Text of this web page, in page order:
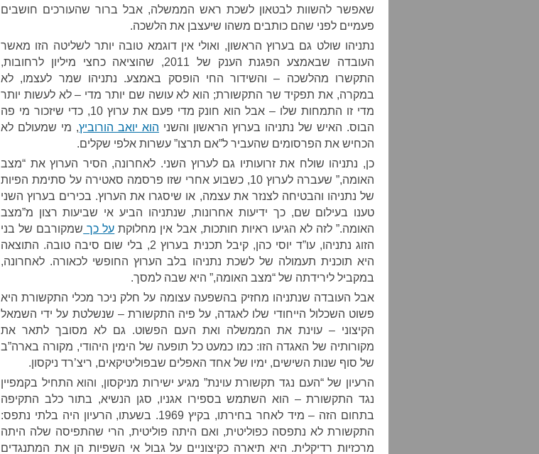
שאפשר להשוות לבטאון לשכת ראש הממשלה, אבל ברור שהעורכים חושבים
פעמיים לפני שהם כותבים משהו שיעצבן את הלשכה.
נתניהו שולט גם בערוץ הראשון, ואולי אין דוגמא טובה יותר לשליטה הזו מאשר
העובדה שבאמצע הפגנת הענק של 2011, שהוציאה כחצי מיליון לרחובות,
התקשרו מהלשכה – והשידור החי הופסק באמצע. נתניהו שמר לעצמו, לא
במקרה, את תפקיד שר התקשורת; הוא לא עושה שם יותר מדי – לא לעשות יותר
מדי זו התמחות שלו – אבל הוא חונק מדי פעם את ערוץ 10, כדי שיזכור מי פה
הבוס. האיש של נתניהו בערוץ הראשון והשני הוא יואב הורוביץ, מי שמעולם לא
הכחיש את הפרסומים שהעביר ל”אם תרצו” עשרות אלפי שקלים.
כן, נתניהו שולח את זרועותיו גם לערוץ השני. לאחרונה, הסיר הערוץ את “מצב
האומה,” שעברה לערוץ 10, כשבוע אחרי שזו פרסמה סאטירה על סתימת הפיות
של נתניהו והבטיחה לצנזר את עצמה, או שיסגרו את הערוץ. בכירים בערוץ השני
טענו בעילום שם, כך ידיעות אחרונות, שנתניהו הביע אי שביעות רצון מ”מצב
האומה.” לזה לא הגיעו ראיות חותכות, אבל אין מחלוקת על כך שמקורבם של בני
הזוג נתניהו, עו”ד יוסי כהן, קיבל תכנית בערוץ 2, בלי שום סיבה טובה. התוצאה
היא תוכנית תעמולה של לשכת נתניהו בלב הערוץ החופשי לכאורה. לאחרונה,
במקביל לירידתה של “מצב האומה,” היא שבה למסך.
אבל העובדה שנתניהו מחזיק בהשפעה עצומה על חלק ניכר מכלי התקשורת היא
פשוט השכלול הייחודי שלו לאגדה, על פיה התקשורת – שנשלטת על ידי השמאל
הקיצוני – עוינת את הממשלה ואת העם הפשוט. גם לא מסובך לתאר את
מקורותיה של האגדה הזו: כמו כמעט כל תופעה של הימין היהודי, מקורה בארה”ב
של סוף שנות השישים, ימיו של אחד האפלים שבפוליטיקאים, ריצ’רד ניקסון.
הרעיון של “העם נגד תקשורת עוינת” מגיע ישירות מניקסון, והוא התחיל בקמפיין
נגד התקשורת – הוא השתמש בספירו אגניו, סגן הנשיא, בתור כלב התקיפה
בתחום הזה – מיד לאחר בחירתו, בקיץ 1969. בשעתו, הרעיון היה בלתי נתפס:
התקשורת לא נתפסה כפוליטית, ואם היתה פוליטית, הרי שהתפיסה שלה היתה
מרכזיות רדיקלית. היא תיארה כקיצוניים על גבול אי השפיות הן את המתנגדים